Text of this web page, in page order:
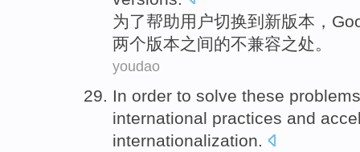
为了帮助用户切换到新版本，
两个版本之间的不兼容之处。
youdao
In order to solve these problems
international practices and
internationalization.